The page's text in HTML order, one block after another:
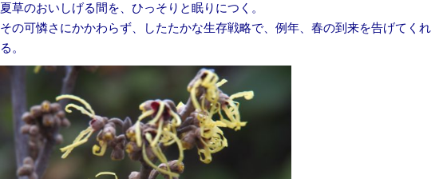
夏草のおいしげる間を、ひっそりと眠りにつく。
その可憐さにかかわらず、したたかな生存戦略で、例年、春の到来を告げてくれ
る。